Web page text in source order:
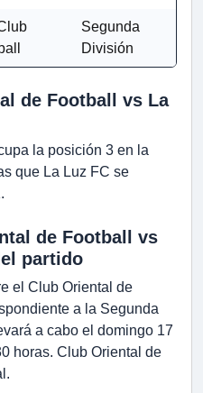
Segunda
División
de Football vs La
la posición 3 en la
que La Luz FC se
de Football vs
partido
el Club Oriental de
a la Segunda
a cabo el domingo 17
horas. Club Oriental de